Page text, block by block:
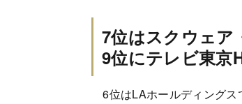
7位はスクウェア
9位にテレビ東京
6位はLAホールディングス